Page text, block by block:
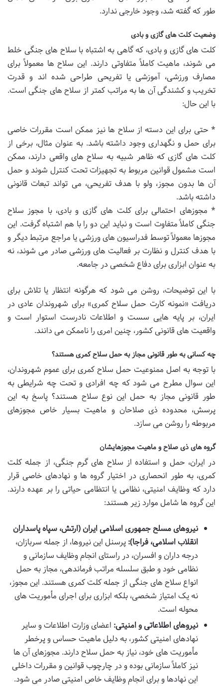
طور که گفته شد، وجود خارجی ندارد.
وضعیت کلت های گازی و بادی
کلت های گازی و بادی، که گاهی به اشتباه با سلاح های جنگی خلط
می شوند، ماهیت کاملاً متفاوتی دارند. این سلاح ها معمولاً برای
مصارف ورزشی، آموزشی یا تفریحی طراحی شده اند و قدرت
تخریب و کشندگی آن ها به مراتب کمتر از سلاح های جنگی است.
با این حال:
* حتی برای این دسته از سلاح ها نیز ممکن است مقررات خاصی
برای حمل و نگهداری وجود داشته باشد. به عنوان مثال، برخی از
کلت های گازی که ظاهر شبیه به سلاح های واقعی دارند، ممکن
است مشمول قوانین مربوط به تجهیزات تحت کنترل شوند و حمل
آن ها بدون مجوز، ولو با هدف تفریحی، می تواند تبعات قانونی
داشته باشد.
* مجوزهای احتمالی برای کلت های گازی و بادی، با مجوز سلاح
جنگی کاملاً متفاوت است و نباید این دو را با هم اشتباه گرفت. این
مجوزها معمولاً توسط فدراسیون های ورزشی یا مراجع مرتبط دیگر و
با هدف کنترل و نظارت بر فعالیت های ورزشی صادر می شوند، نه
به عنوان ابزاری برای دفاع شخصی در جامعه.
با این توضیحات، روشن می شود که هرگونه انتظار یا تلاش برای
دریافت «نمونه کارت حمل سلاح کمری» برای شهروندان عادی در
ایران، بر پایه هایی سست و اطلاعات نادرست استوار است و
واقعیت های قانونی کشور، چنین امری را ناممکن می دانند.
چه کسانی به طور قانونی مجاز به حمل سلاح کمری هستند؟
با توجه به اصل ممنوعیت حمل سلاح کمری برای عموم شهروندان،
این سوال مطرح می شود که چه افرادی و تحت چه شرایطی به
طور قانونی مجاز به حمل این نوع سلاح هستند؟ پاسخ به این
پرسش، محدوده ذی صلاحان و ماهیت بسیار خاص مجوزهای
مربوطه را روشن می سازد.
گروه های ذی صلاح و ماهیت مجوزهایشان
در ایران، حمل و استفاده از سلاح های گرم جنگی، از جمله کلت
کمری، به طور انحصاری در اختیار گروه ها و نهادهای خاصی قرار
دارد که وظایف امنیتی، نظامی یا انتظامی حیاتی را بر عهده دارند.
این گروه ها شامل موارد زیر هستند:
نیروهای مسلح جمهوری اسلامی ایران (ارتش، سپاه پاسداران
انقلاب اسلامی، فراجا): پرسنل این نیروها، از جمله سربازان،
درجه داران و افسران، در راستای انجام وظایف سازمانی و
نظامی خود و طبق سلسله مراتب فرماندهی، مجاز به حمل
انواع سلاح های جنگی از جمله کلت کمری هستند. این مجوز،
نه یک امتیاز شخصی، بلکه ابزاری برای اجرای مأموریت های
محوله است.
نیروهای اطلاعاتی و امنیتی: اعضای وزارت اطلاعات و سایر
نهادهای امنیتی کشور، به دلیل ماهیت حساس و پرخطر
مأموریت های خود، نیاز به حمل سلاح دارند. مجوزهای آن ها
نیز کاملاً سازمانی بوده و در چارچوب قوانین و مقررات داخلی
این نهادها و برای انجام وظایف خاص امنیتی صادر می شود.